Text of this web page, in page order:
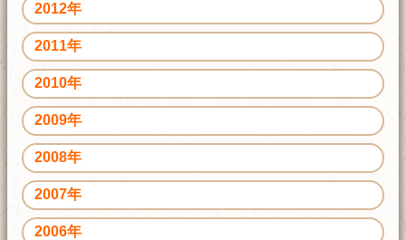
2012年
2011年
2010年
2009年
2008年
2007年
2006年